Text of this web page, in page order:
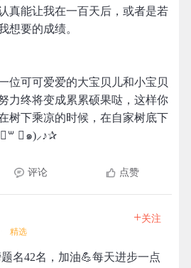
真能让我在一百天后，或者是若
想要的成绩。
位可可爱爱的大宝贝儿和小宝贝
力终将变成累累硕果哒，这样你
树下乘凉的时候，在自家树底下
॑꒳ ॑๑)⸝♪✰
评论 点赞
精选
+关注
名42名，加油💪每天进步一点